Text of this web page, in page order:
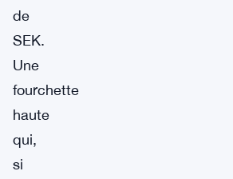
de
SEK.
Une
fourchette
haute
qui,
si